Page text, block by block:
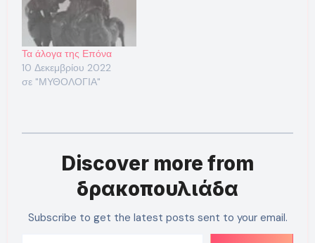
Τα άλογα της Επόνα
10 Δεκεμβρίου 2022
σε "ΜΥΘΟΛΟΓΙΑ"
Discover more from
δρακοπουλιάδα
Subscribe to get the latest posts sent to your email.